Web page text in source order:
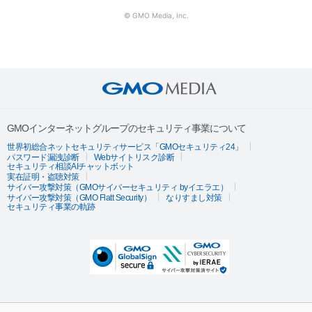
© GMO Media, Inc.
GMOインターネットグループのセキュリティ事業について
世界初総合ネットセキュリティサービス「GMOセキュリティ24」
パスワード漏洩診断
Webサイトリスク診断
セキュリティ相談AIチャットボット
実在証明・盗聴対策
サイバー攻撃対策（GMOサイバーセキュリティ byイエラエ）
サイバー攻撃対策（GMO Flatt Security）
なりすまし対策
セキュリティ事業の軌跡